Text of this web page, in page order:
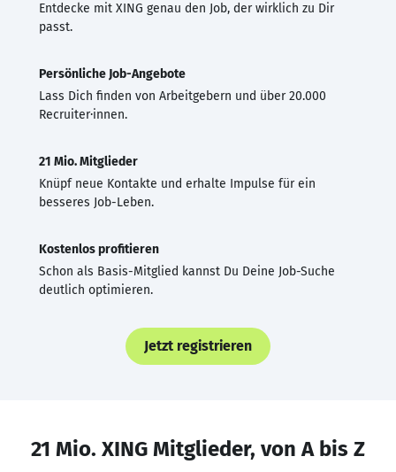
Entdecke mit XING genau den Job, der wirklich zu Dir
passt.
Persönliche Job-Angebote
Lass Dich finden von Arbeitgebern und über 20.000
Recruiter·innen.
21 Mio. Mitglieder
Knüpf neue Kontakte und erhalte Impulse für ein
besseres Job-Leben.
Kostenlos profitieren
Schon als Basis-Mitglied kannst Du Deine Job-Suche
deutlich optimieren.
Jetzt registrieren
21 Mio. XING Mitglieder, von A bis Z